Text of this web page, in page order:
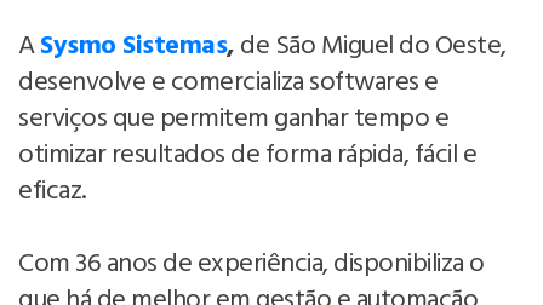
ASysmo Sistemas,de São Miguel do Oeste,
desenvolve e comercializa softwares e
serviços que permitem ganhar tempo e
otimizar resultados de forma rápida, fácil e
eficaz.
Com 36 anos de experiência, disponibiliza o